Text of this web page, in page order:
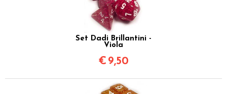
Set Dadi Brillantini -
Viola
€ 9,50